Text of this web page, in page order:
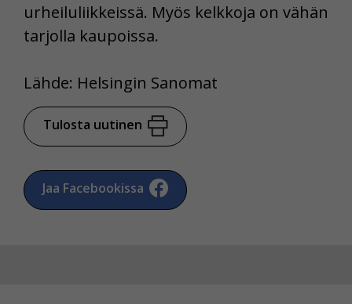
urheiluliikkeissä. Myös kelkkoja on vähän
tarjolla kaupoissa.
Lähde: Helsingin Sanomat
Tulosta uutinen
Jaa Facebookissa